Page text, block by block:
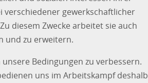
verschiedener gewerkschaftlicher
diesem Zwecke arbeitet sie auch
und zu erweitern.
Bedingungen zu verbessern.
uns im Arbeitskampf deshalb